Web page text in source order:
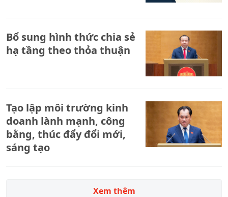
Bổ sung hình thức chia sẻ
hạ tầng theo thỏa thuận
Tạo lập môi trường kinh
doanh lành mạnh, công
bằng, thúc đẩy đổi mới,
sáng tạo
Xem thêm